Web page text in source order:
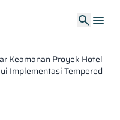
search menu
Keamanan Proyek Hotel
Implementasi Tempered